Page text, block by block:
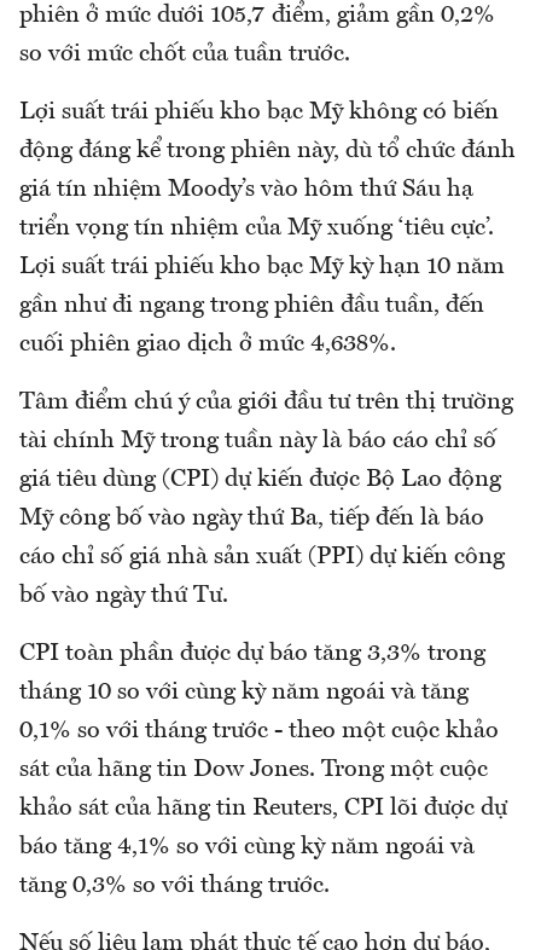
phiên ở mức dưới 105,7 điểm, giảm gần 0,2%
so với mức chốt của tuần trước.
Lợi suất trái phiếu kho bạc Mỹ không có biến
động đáng kể trong phiên này, dù tổ chức đánh
giá tín nhiệm Moody’s vào hôm thứ Sáu hạ
triển vọng tín nhiệm của Mỹ xuống ‘tiêu cực’.
Lợi suất trái phiếu kho bạc Mỹ kỳ hạn 10 năm
gần như đi ngang trong phiên đầu tuần, đến
cuối phiên giao dịch ở mức 4,638%.
Tâm điểm chú ý của giới đầu tư trên thị trường
tài chính Mỹ trong tuần này là báo cáo chỉ số
giá tiêu dùng (CPI) dự kiến được Bộ Lao động
Mỹ công bố vào ngày thứ Ba, tiếp đến là báo
cáo chỉ số giá nhà sản xuất (PPI) dự kiến công
bố vào ngày thứ Tư.
CPI toàn phần được dự báo tăng 3,3% trong
tháng 10 so với cùng kỳ năm ngoái và tăng
0,1% so với tháng trước - theo một cuộc khảo
sát của hãng tin Dow Jones. Trong một cuộc
khảo sát của hãng tin Reuters, CPI lõi được dự
báo tăng 4,1% so với cùng kỳ năm ngoái và
tăng 0,3% so với tháng trước.
Nếu số liệu lạm phát thực tế cao hơn dự báo,